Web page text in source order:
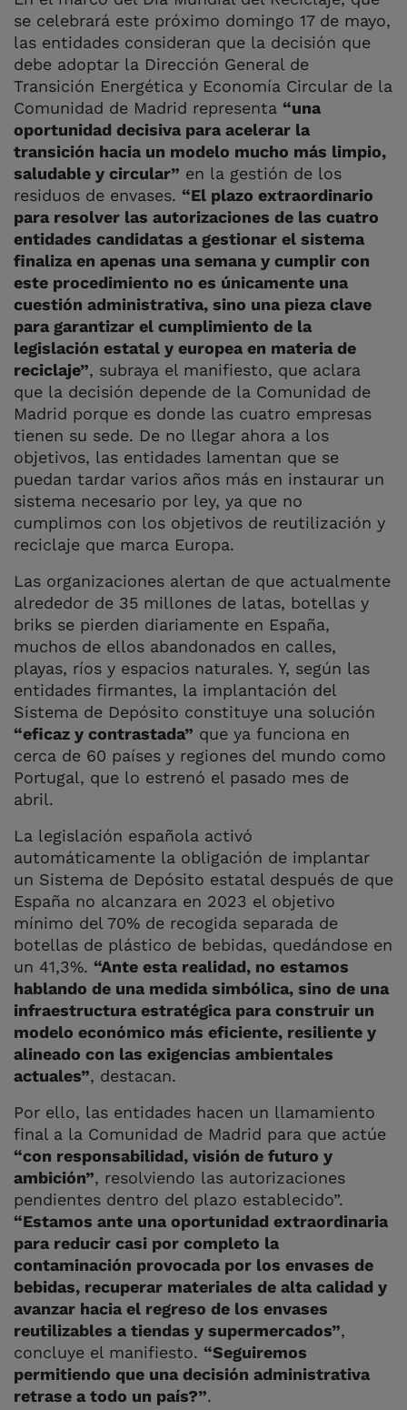
se celebrará este próximo domingo 17 de mayo,
las entidades consideran que la decisión que
debe adoptar la Dirección General de
Transición Energética y Economía Circular de la
Comunidad de Madrid representa “una
oportunidad decisiva para acelerar la
transición hacia un modelo mucho más limpio,
saludable y circular” en la gestión de los
residuos de envases. “El plazo extraordinario
para resolver las autorizaciones de las cuatro
entidades candidatas a gestionar el sistema
finaliza en apenas una semana y cumplir con
este procedimiento no es únicamente una
cuestión administrativa, sino una pieza clave
para garantizar el cumplimiento de la
legislación estatal y europea en materia de
reciclaje”, subraya el manifiesto, que aclara
que la decisión depende de la Comunidad de
Madrid porque es donde las cuatro empresas
tienen su sede. De no llegar ahora a los
objetivos, las entidades lamentan que se
puedan tardar varios años más en instaurar un
sistema necesario por ley, ya que no
cumplimos con los objetivos de reutilización y
reciclaje que marca Europa.
Las organizaciones alertan de que actualmente
alrededor de 35 millones de latas, botellas y
briks se pierden diariamente en España,
muchos de ellos abandonados en calles,
playas, ríos y espacios naturales. Y, según las
entidades firmantes, la implantación del
Sistema de Depósito constituye una solución
“eficaz y contrastada” que ya funciona en
cerca de 60 países y regiones del mundo como
Portugal, que lo estrenó el pasado mes de
abril.
La legislación española activó
automáticamente la obligación de implantar
un Sistema de Depósito estatal después de que
España no alcanzara en 2023 el objetivo
mínimo del 70% de recogida separada de
botellas de plástico de bebidas, quedándose en
un 41,3%. “Ante esta realidad, no estamos
hablando de una medida simbólica, sino de una
infraestructura estratégica para construir un
modelo económico más eficiente, resiliente y
alineado con las exigencias ambientales
actuales”, destacan.
Por ello, las entidades hacen un llamamiento
final a la Comunidad de Madrid para que actúe
“con responsabilidad, visión de futuro y
ambición”, resolviendo las autorizaciones
pendientes dentro del plazo establecido”.
“Estamos ante una oportunidad extraordinaria
para reducir casi por completo la
contaminación provocada por los envases de
bebidas, recuperar materiales de alta calidad y
avanzar hacia el regreso de los envases
reutilizables a tiendas y supermercados”,
concluye el manifiesto. “Seguiremos
permitiendo que una decisión administrativa
retrase a todo un país?”.